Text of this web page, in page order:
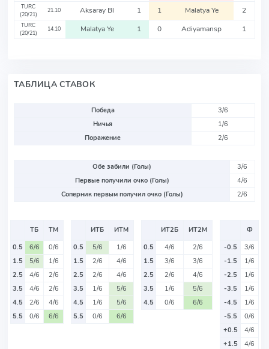
TURC
(20/21)
21.10 Aksaray Bl 1 1 Malatya Ye 2
TURC
(20/21)
14.10 Malatya Ye 1 0 Adiyamansp 1
ТАБЛИЦА СТАВОК
Победа
3/6
Ничья
1/6
Поражение
2/6
Обе забили (Голы)
3/6
Первые получили очко (Голы)
4/6
Соперник первым получил очко (Голы)
2/6
ТБ
ТМ
0.5
6/6
0/6
1.5
5/6
1/6
2.5
4/6
2/6
3.5
4/6
2/6
4.5
2/6
4/6
5.5
0/6 6/6
ИТБ
ИТМ
0.5
5/6
1/6
1.5
2/6
4/6
2.5
2/6
4/6
3.5
1/6
5/6
4.5
1/6
5/6
5.5
0/6 6/6
ИТ2Б
ИТ2М
0.5
4/6
2/6
1.5
3/6
3/6
2.5
2/6
4/6
3.5
1/6
5/6
4.5
0/6 6/6
Ф
-0.5
3/6
-1.5
1/6
-2.5
1/6
-3.5
1/6
-4.5
1/6
-5.5
0/6
+0.5
4/6
+1.5
4/6